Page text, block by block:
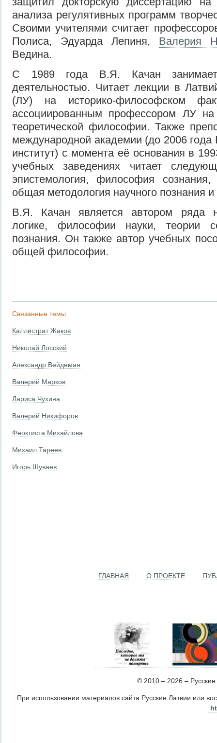
анализа регулятивных программ
Своими учителями считает
Полиса, Эдуарда Лепиня, Валерия
Ведина.
С 1989 года В.Я. Качан
деятельностью. Читает лекции в
(ЛУ) на историко-философском
ассоциированным профессором ЛУ
теоретической философии. Также
международной академии (до 2006 года
институт) с момента её основания в
учебных заведениях читает
эпистемология, философия
общая методология научного познания
В.Я. Качан является автором ряда
логике, философии науки, теории
познания. Он также автор учебных
общей философии.
Связанные темы
Каллистрат Жаков
Николай Лосский
Александр Вейдеман
Валерий Марков
Лариса Чухина
Валерий Никифоров
Феоктиста Михайлова
Михаил Тареев
Игорь Шуваев
ГЛАВНАЯ О ПРОЕКТЕ
© 2010 – 2026 –
При использовании материалов сайта Русские Латвии или